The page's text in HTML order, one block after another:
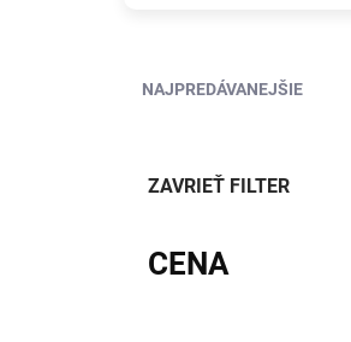
NAJPREDÁVANEJŠIE
ZAVRIEŤ FILTER
CENA